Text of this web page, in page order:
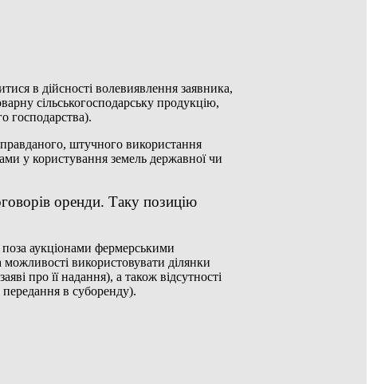
в дійсності волевиявлення заявника,
сільськогосподарську продукцію,
господарства).
штучного використання
у користування земель державної чи
оренди. Таку позицію
поза аукціонами фермерськими
використовувати ділянки
про її надання), а також відсутності
в суборенду).